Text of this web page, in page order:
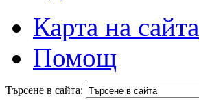
Карта на сайта
Помощ
Търсене в сайта: